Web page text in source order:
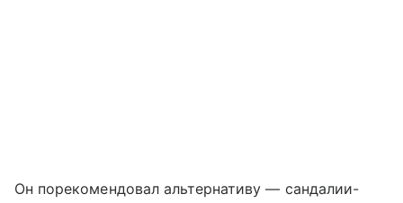
Он порекомендовал альтернативу — сандалии-